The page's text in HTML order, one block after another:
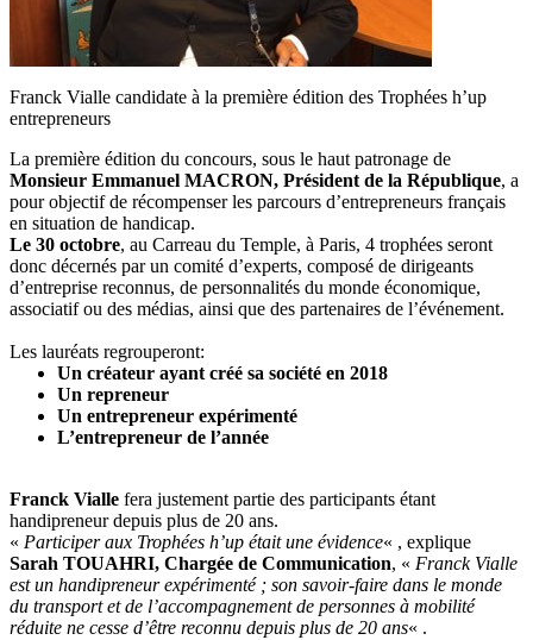
Franck Vialle candidate à la première édition des Trophées h’up
entrepreneurs
La première édition du concours, sous le haut patronage de
Monsieur Emmanuel MACRON, Président de la République, a
pour objectif de récompenser les parcours d’entrepreneurs français
en situation de handicap.
Le 30 octobre, au Carreau du Temple, à Paris, 4 trophées seront
donc décernés par un comité d’experts, composé de dirigeants
d’entreprise reconnus, de personnalités du monde économique,
associatif ou des médias, ainsi que des partenaires de l’événement.
Les lauréats regrouperont:
Un créateur ayant créé sa société en 2018
Un repreneur
Un entrepreneur expérimenté
L’entrepreneur de l’année
Franck Vialle fera justement partie des participants étant
handipreneur depuis plus de 20 ans.
« Participer aux Trophées h’up était une évidence« , explique
Sarah TOUAHRI, Chargée de Communication, « Franck Vialle
est un handipreneur expérimenté ; son savoir-faire dans le monde
du transport et de l’accompagnement de personnes à mobilité
réduite ne cesse d’être reconnu depuis plus de 20 ans« .